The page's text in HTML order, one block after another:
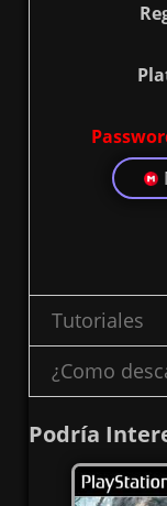
Tutoriales
¿Como
Podría